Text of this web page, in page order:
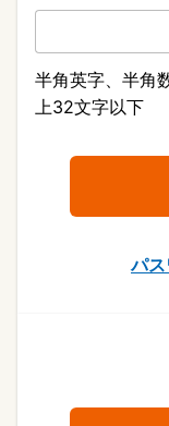
半角英字、半角
上32文字以下
パ